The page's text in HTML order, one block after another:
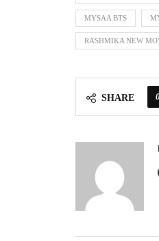
MYSAA BTS
RASHMIKA NEW
SHARE